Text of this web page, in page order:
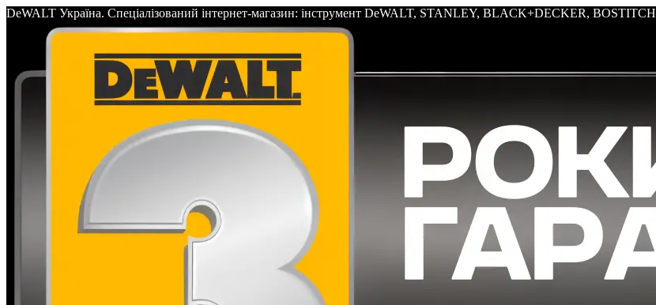
DeWALT Україна. Спеціалізований інтернет-магазин: інструмент DeWALT, STANLEY, BLACK+DECKER, BOSTITCH